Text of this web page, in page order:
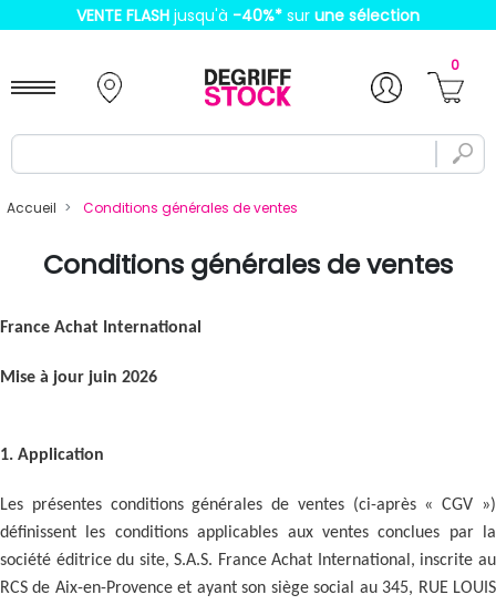
VENTE FLASH jusqu'à -40%* sur une sélection
0
Accueil Conditions générales de ventes
Conditions générales de ventes
France Achat International
Mise à jour juin 2026
1. Application
Les présentes conditions générales de ventes (ci-après « CGV »)
définissent les conditions applicables aux ventes conclues par la
société éditrice du site, S.A.S. France Achat International, inscrite au
RCS de Aix-en-Provence et ayant son siège social au 345, RUE LOUIS